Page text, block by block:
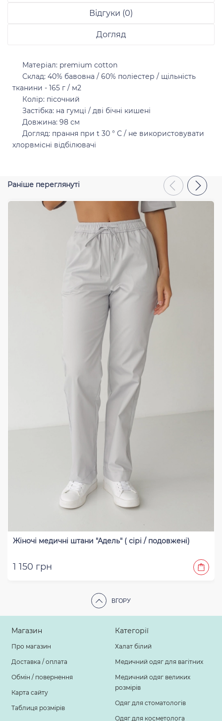
Відгуки (0)
Догляд
Матеріал: premium cotton
Склад: 40% бавовна / 60% поліестер / щільність
тканини - 165 г / м2
Колір: пісочний
Застібка: на гумці / дві бічні кишені
Довжина: 98 см
Догляд: прання при t 30 ° C / не використовувати
хлорвмісні відбілювачі
Раніше переглянуті
Жіночі медичні штани "Адель" ( сірі / подовжені)
1 150 грн
ВГОРУ
Магазин
Про магазин
Доставка / оплата
Обмін / повернення
Карта сайту
Таблиця розмірів
Категорії
Халат білий
Медичний одяг для вагітних
Медичний одяг великих
розмірів
Одяг для стоматологів
Одяг для косметолога